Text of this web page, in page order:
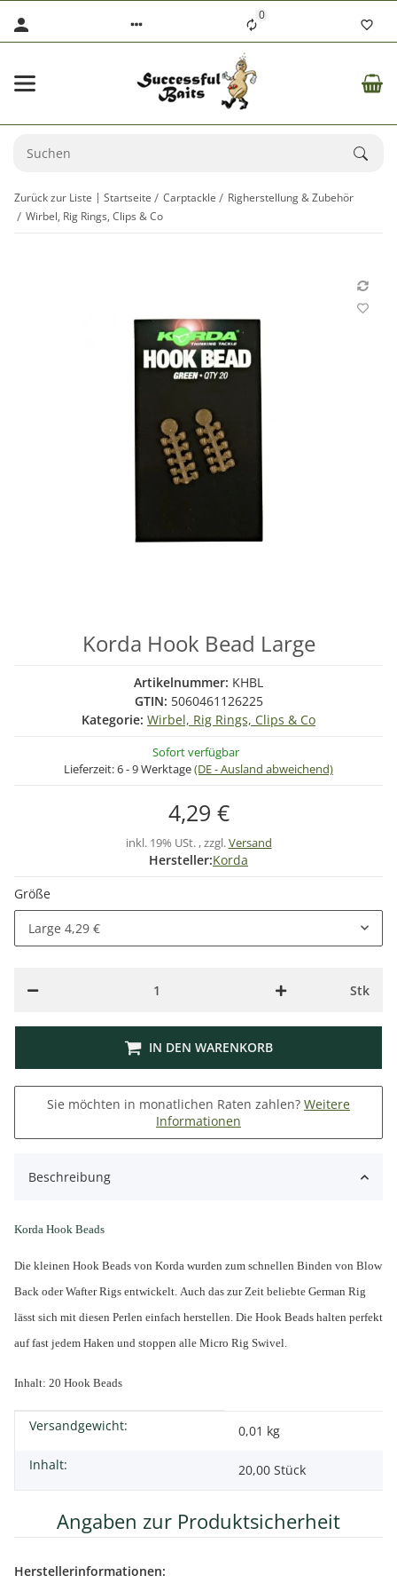
0
Zurück zur Liste Startseite Carptackle
Righerstellung & Zubehör
Wirbel, Rig Rings, Clips & Co
Korda Hook Bead Large
Artikelnummer: KHBL
GTIN: 5060461126225
Kategorie: Wirbel, Rig Rings, Clips & Co
Sofort verfügbar
Lieferzeit:6 - 9 Werktage(DE - Ausland abweichend)
4,29 €
inkl. 19% USt. , zzgl.Versand
Hersteller:Korda
Größe
Large 4,29 €
Stk
IN DEN WARENKORB
Sie möchten in monatlichen Raten zahlen? Weitere
Informationen
Beschreibung
Korda Hook Beads
Die kleinen Hook Beads von Korda wurden zum schnellen Binden von Blow
Back oder Wafter Rigs entwickelt. Auch das zur Zeit beliebte German Rig
lässt sich mit diesen Perlen einfach herstellen. Die Hook Beads halten perfekt
auf fast jedem Haken und stoppen alle Micro Rig Swivel.
Inhalt: 20 Hook Beads
Produkteigenschaft
Wert
Versandgewicht:
0,01 kg
Inhalt:
20,00 Stück
Angaben zur Produktsicherheit
Herstellerinformationen: